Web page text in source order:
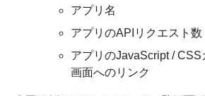
アプリ名
アプリのAPIリクエスト数
アプリのJavaScript /
画面へのリンク